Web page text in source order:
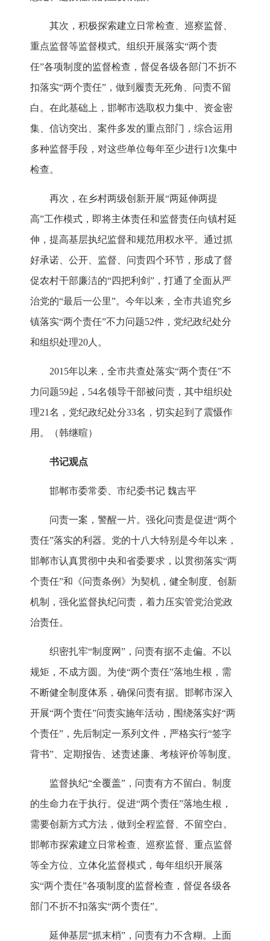
其次，积极探索建立日常检查、巡察监督、
重点监督等监督模式。组织开展落实“两个责
任”各项制度的监督检查，督促各级各部门不折不
扣落实“两个责任”，做到履责无死角、问责不留
白。在此基础上，邯郸市选取权力集中、资金密
集、信访突出、案件多发的重点部门，综合运用
多种监督手段，对这些单位每年至少进行1次集中
检查。
再次，在乡村两级创新开展“两延伸两提
高”工作模式，即将主体责任和监督责任向镇村延
伸，提高基层执纪监督和规范用权水平。通过抓
好承诺、公开、监督、问责四个环节，形成了督
促农村干部廉洁的“四把利剑”，打通了全面从严
治党的“最后一公里”。今年以来，全市共追究乡
镇落实“两个责任”不力问题52件，党纪政纪处分
和组织处理20人。
2015年以来，全市共查处落实“两个责任”不
力问题59起，54名领导干部被问责，其中组织处
理21名，党纪政纪处分33名，切实起到了震慑作
用。
（韩继暄）
书记观点
邯郸市委常委、市纪委书记 魏吉平
问责一案，警醒一片。强化问责是促进“两个
责任”落实的利器。党的十八大特别是今年以来，
邯郸市认真贯彻中央和省委要求，以贯彻落实“两
个责任”和《问责条例》为契机，健全制度、创新
机制，强化监督执纪问责，着力压实管党治党政
治责任。
织密扎牢“制度网”，问责有据不走偏。不以
规矩，不成方圆。为使“两个责任”落地生根，需
不断健全制度体系，确保问责有据。邯郸市深入
开展“两个责任”问责实施年活动，围绕落实好“两
个责任”，先后制定一系列文件，严格实行“签字
背书”、定期报告、述责述廉、考核评价等制度。
监督执纪“全覆盖”，问责有方不留白。制度
的生命力在于执行。促进“两个责任”落地生根，
需要创新方式方法，做到全程监督、不留空白。
邯郸市探索建立日常检查、巡察监督、重点监督
等全方位、立体化监督模式，每年组织开展落
实“两个责任”各项制度的监督检查，督促各级各
部门不折不扣落实“两个责任”。
延伸基层“抓末梢”，问责有力不含糊。上面